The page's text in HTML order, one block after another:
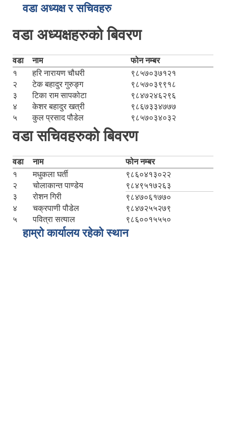
वडा अध्यक्ष र सचिवहरु
वडा अध्यक्षहरुको बिवरण
वडा नाम
फोन नम्बर
१
हरि नारायण चौधरी
९८५७०३७१२१
२
टेक बहादुर गुरुङ्ग
९८५७०३९९१८
३
टिका राम सापकोटा
९८४७२४६२९६
४
केशर बहादुर खत्री
९८६७३३४७७७
५
कुल प्रसाद पौडेल ९८५७०३४०३२
वडा सचिवहरुको बिवरण
वडा नाम
फोन नम्बर
१
मधुकला घर्ती
९८६०४१३०२२
२
चोलाकान्त पाण्डेय
९८४९५१७२६३
३
रोशन गिरी
९८४७०६१७७०
४
चक्रपाणी पौडेल
९८४७२५५२७९
५
पवित्रा सत्याल ९८६००१५५५०
हाम्रो कार्यालय रहेको स्थान